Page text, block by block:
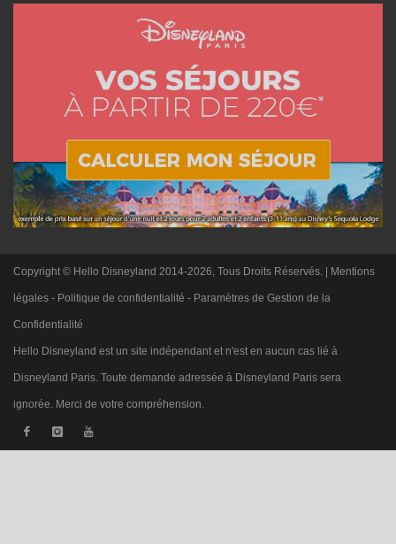
Copyright © Hello Disneyland 2014-2026, Tous Droits Réservés. | Mentions
légales - Politique de confidentialité - Paramètres de Gestion de la
Confidentialité
Hello Disneyland est un site indépendant et n'est en aucun cas lié à
Disneyland Paris. Toute demande adressée à Disneyland Paris sera
ignorée. Merci de votre compréhension.